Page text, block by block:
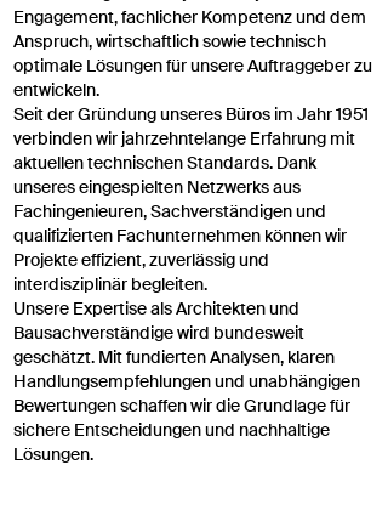
Engagement, fachlicher Kompetenz und dem
Anspruch, wirtschaftlich sowie technisch
optimale Lösungen für unsere Auftraggeber zu
entwickeln.
Seit der Gründung unseres Büros im Jahr 1951
verbinden wir jahrzehntelange Erfahrung mit
aktuellen technischen Standards. Dank
unseres eingespielten Netzwerks aus
Fachingenieuren, Sachverständigen und
qualifizierten Fachunternehmen können wir
Projekte effizient, zuverlässig und
interdisziplinär begleiten.
Unsere Expertise als Architekten und
Bausachverständige wird bundesweit
geschätzt. Mit fundierten Analysen, klaren
Handlungsempfehlungen und unabhängigen
Bewertungen schaffen wir die Grundlage für
sichere Entscheidungen und nachhaltige
Lösungen.